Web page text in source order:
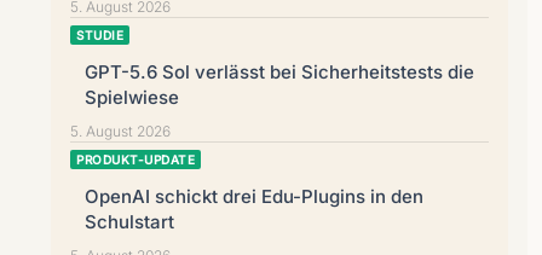
5. August 2026
STUDIE
GPT-5.6 Sol verlässt bei Sicherheitstests die
Spielwiese
5. August 2026
PRODUKT-UPDATE
OpenAI schickt drei Edu-Plugins in den
Schulstart